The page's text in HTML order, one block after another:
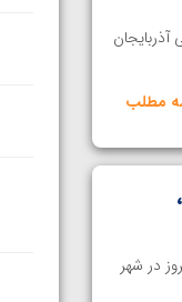
جهانی آذربایجان
مطلب
امروز در شهر